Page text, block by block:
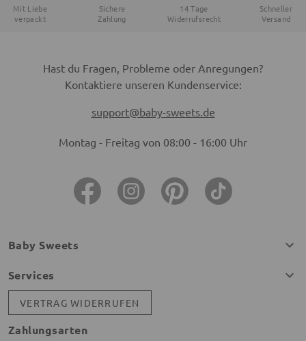
Mit Liebe
verpackt
Sichere
Zahlung
14 Tage
Widerrufsrecht
Schneller
Versand
Hast du Fragen, Probleme oder Anregungen?
Kontaktiere unseren Kundenservice:
support@baby-sweets.de
Montag - Freitag von 08:00 - 16:00 Uhr
Baby Sweets
Services
VERTRAG WIDERRUFEN
Zahlungsarten